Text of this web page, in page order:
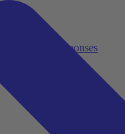
posées et réponses